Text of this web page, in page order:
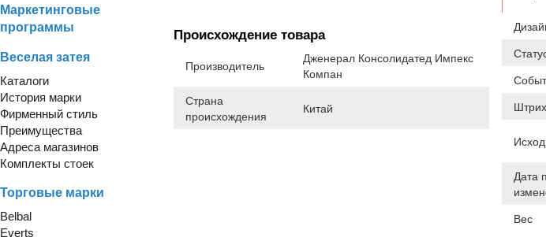
Маркетинговые
программы
Веселая затея
Каталоги
История марки
Фирменный стиль
Преимущества
Адреса магазинов
Комплекты стоек
Торговые марки
Belbal
Everts
Происхождение товара
Производитель
Дженерал Консолидатед Импекс
Компан
Страна
происхождения
Китай
Дата
Вес